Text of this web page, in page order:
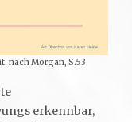
nach Morgan, S.53
erkennbar,